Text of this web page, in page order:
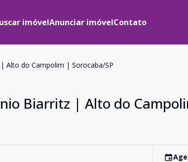
imóvelAnunciar imóvelContato
Alto do Campolim | Sorocaba/SP
Biarritz | Alto do